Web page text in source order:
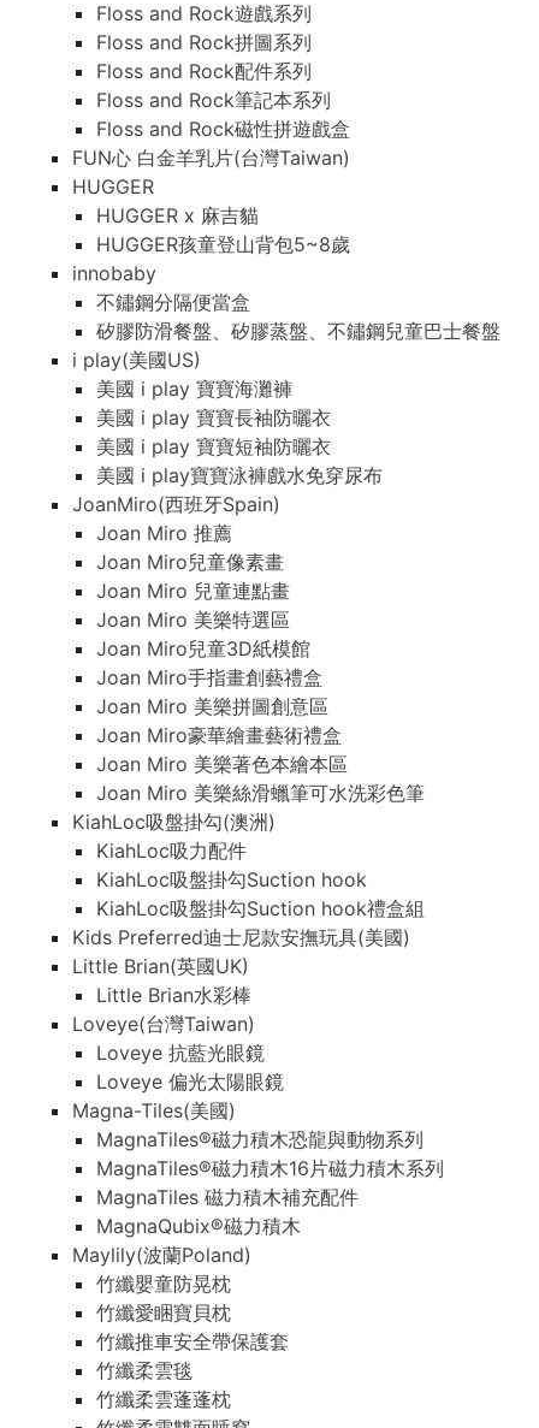
Floss and Rock遊戲系列
Floss and Rock拼圖系列
Floss and Rock配件系列
Floss and Rock筆記本系列
Floss and Rock磁性拼遊戲盒
FUN心 白金羊乳片(台灣Taiwan)
HUGGER
HUGGER x 麻吉貓
HUGGER孩童登山背包5~8歲
innobaby
不鏽鋼分隔便當盒
矽膠防滑餐盤、矽膠蒸盤、不鏽鋼兒童巴士餐盤
i play(美國US)
美國 i play 寶寶海灘褲
美國 i play 寶寶長袖防曬衣
美國 i play 寶寶短袖防曬衣
美國 i play寶寶泳褲戲水免穿尿布
JoanMiro(西班牙Spain)
Joan Miro 推薦
Joan Miro兒童像素畫
Joan Miro 兒童連點畫
Joan Miro 美樂特選區
Joan Miro兒童3D紙模館
Joan Miro手指畫創藝禮盒
Joan Miro 美樂拼圖創意區
Joan Miro豪華繪畫藝術禮盒
Joan Miro 美樂著色本繪本區
Joan Miro 美樂絲滑蠟筆可水洗彩色筆
KiahLoc吸盤掛勾(澳洲)
KiahLoc吸力配件
KiahLoc吸盤掛勾Suction hook
KiahLoc吸盤掛勾Suction hook禮盒組
Kids Preferred迪士尼款安撫玩具(美國)
Little Brian(英國UK)
Little Brian水彩棒
Loveye(台灣Taiwan)
Loveye 抗藍光眼鏡
Loveye 偏光太陽眼鏡
Magna-Tiles(美國)
MagnaTiles®磁力積木恐龍與動物系列
MagnaTiles®磁力積木16片磁力積木系列
MagnaTiles 磁力積木補充配件
MagnaQubix®磁力積木
Maylily(波蘭Poland)
竹纖嬰童防晃枕
竹纖愛睏寶貝枕
竹纖推車安全帶保護套
竹纖柔雲毯
竹纖柔雲蓬蓬枕